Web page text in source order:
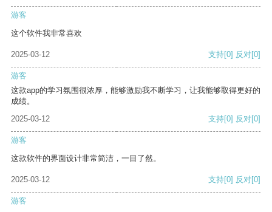
游客
这个软件我非常喜欢
2025-03-12 支持[0] 反对[0]
游客
这款app的学习氛围很浓厚，能够激励我不断学习，让我能够取得更好的
成绩。
2025-03-12
支持[0] 反对[0]
游客
这款软件的界面设计非常简洁，一目了然。
2025-03-12 支持[0] 反对[0]
游客